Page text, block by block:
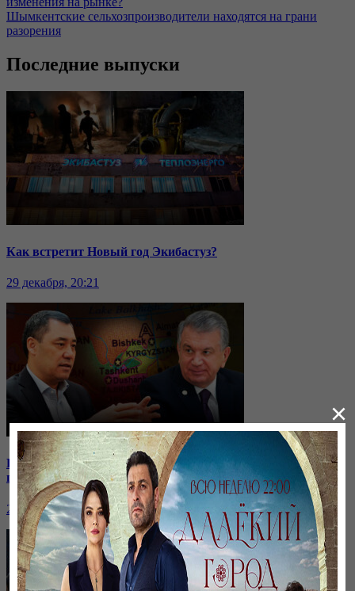
Шымкентские сельхозпроизводители находятся на грани
разорения
Последние выпуски
Как встретит Новый год Экибастуз?
29 декабря, 20:21
Кыргызстан отдаёт водохранилище: на какие уступки
пошли соседи?
24 ноября, 20:44
×